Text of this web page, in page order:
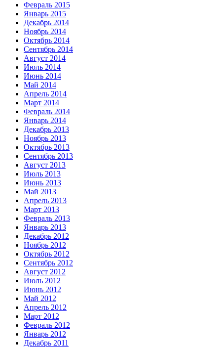
Февраль 2015
Январь 2015
Декабрь 2014
Ноябрь 2014
Октябрь 2014
Сентябрь 2014
Август 2014
Июль 2014
Июнь 2014
Май 2014
Апрель 2014
Март 2014
Февраль 2014
Январь 2014
Декабрь 2013
Ноябрь 2013
Октябрь 2013
Сентябрь 2013
Август 2013
Июль 2013
Июнь 2013
Май 2013
Апрель 2013
Март 2013
Февраль 2013
Январь 2013
Декабрь 2012
Ноябрь 2012
Октябрь 2012
Сентябрь 2012
Август 2012
Июль 2012
Июнь 2012
Май 2012
Апрель 2012
Март 2012
Февраль 2012
Январь 2012
Декабрь 2011